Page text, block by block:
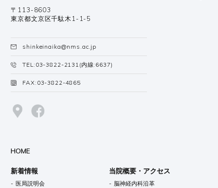
〒113-8603
東京都文京区千駄木1-1-5
shinkeinaika@nms.ac.jp
TEL: 03-3822-2131 (内線:6637)
FAX:03-3822-4865
HOME
新着情報
医局説明会
当院概要・アクセス
脳神経内科沿革